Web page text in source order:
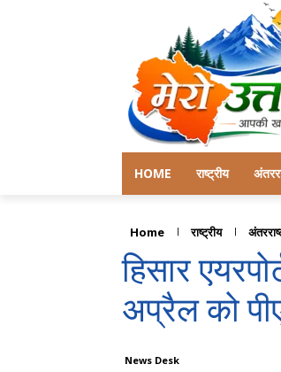
HOME राष्ट्रीय
Home राष्ट्रीय
हिसार
अप्रैल को
News Desk